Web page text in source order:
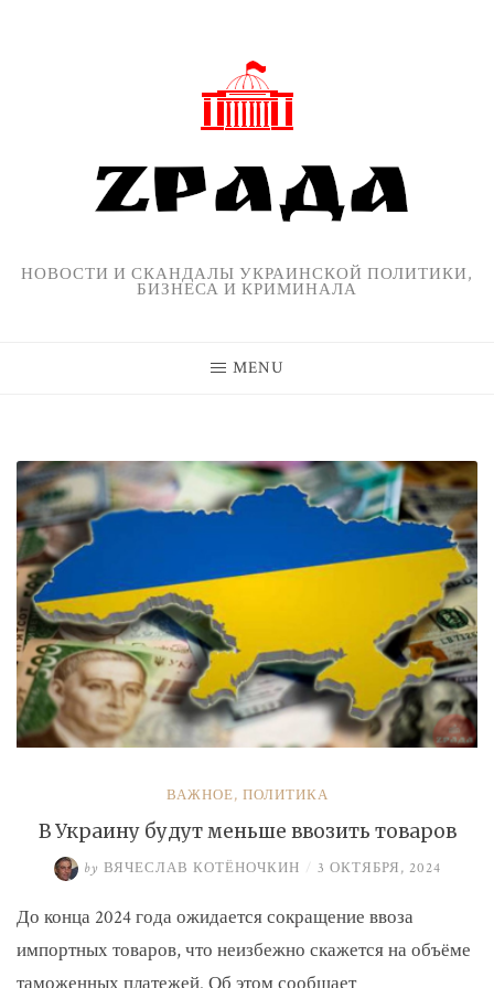
НОВОСТИ И СКАНДАЛЫ УКРАИНСКОЙ ПОЛИТИКИ,
БИЗНЕСА И КРИМИНАЛА
MENU
ВАЖНОЕ, ПОЛИТИКА
В Украину будут меньше ввозить товаров
by ВЯЧЕСЛАВ КОТЁНОЧКИН / 3 ОКТЯБРЯ, 2024
До конца 2024 года ожидается сокращение ввоза
импортных товаров, что неизбежно скажется на объёме